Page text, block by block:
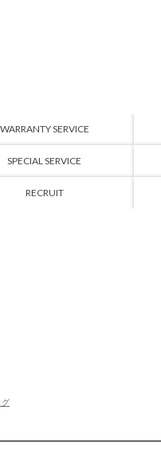
WARRANTY SERVICE
SPECIAL SERVICE
RECRUIT
グ